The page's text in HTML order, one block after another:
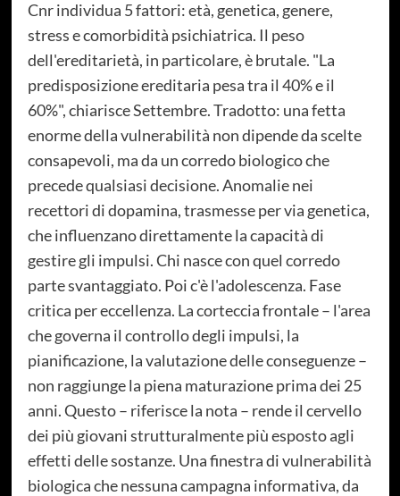
Cnr individua 5 fattori: età, genetica, genere,
stress e comorbidità psichiatrica. Il peso
dell'ereditarietà, in particolare, è brutale. "La
predisposizione ereditaria pesa tra il 40% e il
60%", chiarisce Settembre. Tradotto: una fetta
enorme della vulnerabilità non dipende da scelte
consapevoli, ma da un corredo biologico che
precede qualsiasi decisione. Anomalie nei
recettori di dopamina, trasmesse per via genetica,
che influenzano direttamente la capacità di
gestire gli impulsi. Chi nasce con quel corredo
parte svantaggiato. Poi c'è l'adolescenza. Fase
critica per eccellenza. La corteccia frontale – l'area
che governa il controllo degli impulsi, la
pianificazione, la valutazione delle conseguenze –
non raggiunge la piena maturazione prima dei 25
anni. Questo – riferisce la nota – rende il cervello
dei più giovani strutturalmente più esposto agli
effetti delle sostanze. Una finestra di vulnerabilità
biologica che nessuna campagna informativa, da